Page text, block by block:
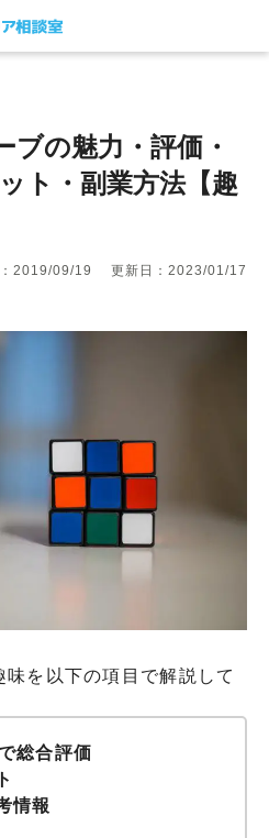
ブの魅力・評価・
ト・副業方法【趣
2019/09/19 更新日：2023/01/17
味を以下の項目で解説して
総合評価
情報